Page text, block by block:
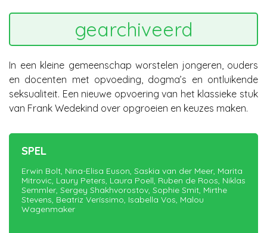
gearchiveerd
In een kleine gemeenschap worstelen jongeren, ouders
en docenten met opvoeding, dogma’s en ontluikende
seksualiteit. Een nieuwe opvoering van het klassieke stuk
van Frank Wedekind over opgroeien en keuzes maken.
SPEL
Erwin Bolt, Nina-Elisa Euson, Saskia van der Meer, Marita
Mitrovic, Laury Peters, Laura Poell, Ruben de Roos, Niklas
Semmler, Sergey Shakhvorostov, Sophie Smit, Mirthe
Stevens, Beatriz Veríssimo, Isabella Vos, Malou
Wagenmaker